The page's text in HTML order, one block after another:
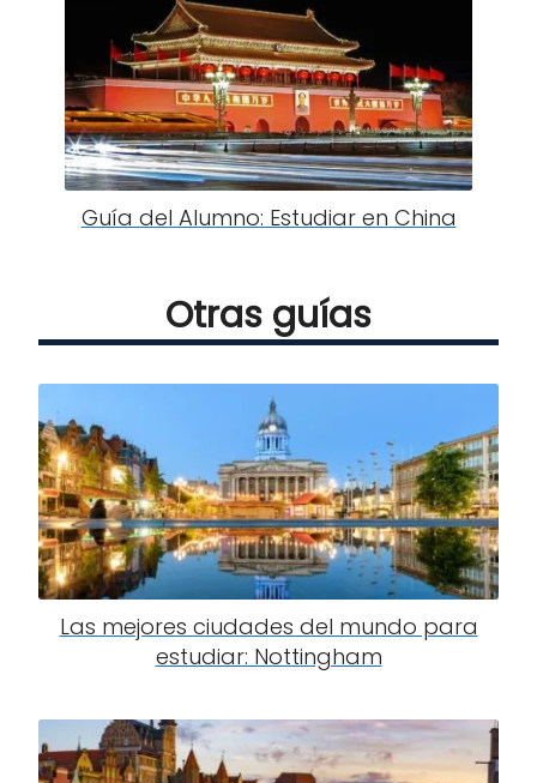
Guía del Alumno: Estudiar en China
Otras guías
Las mejores ciudades del mundo para
estudiar: Nottingham